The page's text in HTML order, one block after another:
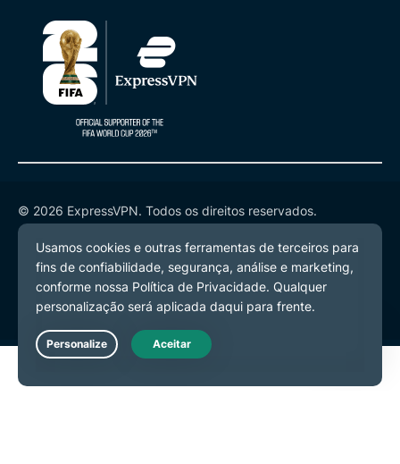
© 2026 ExpressVPN. Todos os direitos reservados.
Política de Privacidade
Termos de Serviço
Preferências de Cookies